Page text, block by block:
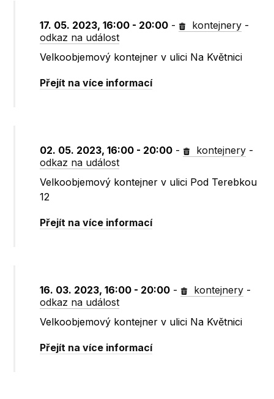
17. 05. 2023, 16:00 - 20:00 - kontejnery -
odkaz na událost
Velkoobjemový kontejner v ulici Na Květnici
Přejít na více informací
02. 05. 2023, 16:00 - 20:00 - kontejnery -
odkaz na událost
Velkoobjemový kontejner v ulici Pod Terebkou
12
Přejít na více informací
16. 03. 2023, 16:00 - 20:00 - kontejnery -
odkaz na událost
Velkoobjemový kontejner v ulici Na Květnici
Přejít na více informací